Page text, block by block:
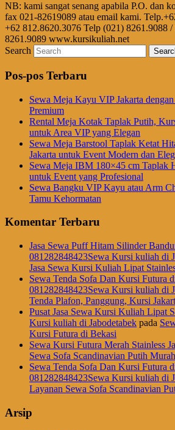
NB: kami sangat senang apabila P.O. dan
fax 021-82619089 atau email kami.
+62 812.8620.3076 Telp (021) 8261.9088
8261.9089 www.kursikuliah.net
Search
Pos-pos Terbaru
Sewa Meja Kayu VIP Jakarta
Premium
Rental Meja Kotak Taplak Putih,
untuk Area VIP yang Elegan
Sewa Meja Barstool Taplak Ketat
Jakarta untuk Event Modern dan
Sewa Meja IBM 180×45 cm Taplak
untuk Event yang Profesional
Sewa Bangku VIP Kayu atau Arm
Tamu Kehormatan
Komentar Terbaru
Jasa Sewa Puff Hitam Silinder
081282848423Sewa Kursi kuliah di
Jasa Sewa Kursi Kuliah Lipat
Sewa Tenda Sofa Dan Kursi Futura
081282848423Sewa Kursi kuliah di
Tenda Plafon, Panggung, Kursi
Pusat Jasa Sewa Kursi Kuliah Lipat
Kursi kuliah di Jabodetabek pada
Kursi Futura di Bekasi
Sewa Kursi Futura Merah Stainless
Sewa Sofa Scandinavian Putih
Sewa Tenda Sofa Dan Kursi Futura
081282848423Sewa Kursi kuliah di
Layanan Sewa Sofa Scandinavian
Arsip